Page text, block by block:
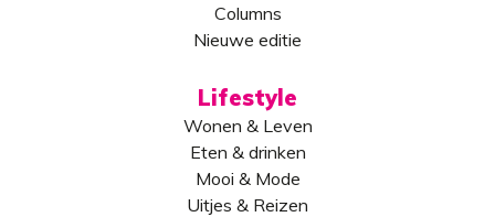
Columns
Nieuwe editie
Lifestyle
Wonen & Leven
Eten & drinken
Mooi & Mode
Uitjes & Reizen